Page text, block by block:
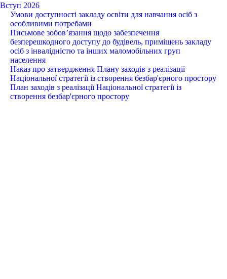
Вступ 2026
Умови доступності закладу освіти для навчання осіб з
особливими потребами
Письмове зобов’язання щодо забезпечення
безперешкодного доступу до будівель, приміщень закладу
осіб з інвалідністю та інших маломобільних груп
населення
Наказ про затвердження Плану заходів з реалізації
Національної стратегії із створення безбар'єрного простору
План заходів з реалізації Національної стратегії із
створення безбар'єрного простору